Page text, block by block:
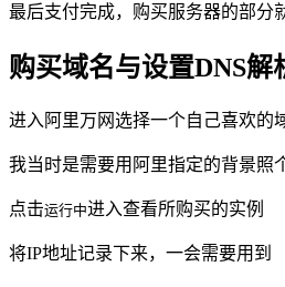
最后支付完成，购买服务器的部分
购买域名与设置DNS解
进入阿里万网选择一个自己喜欢的
我当时是需要用阿里指定的背景照
点击运行中进入查看所购买的实例
将IP地址记录下来，一会需要用到